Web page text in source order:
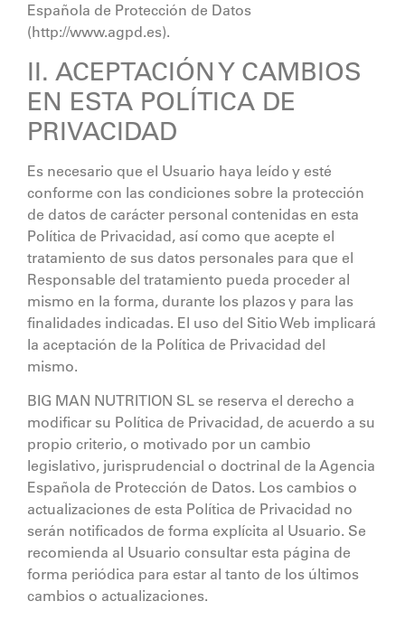
Española de Protección de Datos
(http://www.agpd.es).
II. ACEPTACIÓN Y CAMBIOS
EN ESTA POLÍTICA DE
PRIVACIDAD
Es necesario que el Usuario haya leído y esté
conforme con las condiciones sobre la protección
de datos de carácter personal contenidas en esta
Política de Privacidad, así como que acepte el
tratamiento de sus datos personales para que el
Responsable del tratamiento pueda proceder al
mismo en la forma, durante los plazos y para las
finalidades indicadas. El uso del Sitio Web implicará
la aceptación de la Política de Privacidad del
mismo.
BIG MAN NUTRITION SL se reserva el derecho a
modificar su Política de Privacidad, de acuerdo a su
propio criterio, o motivado por un cambio
legislativo, jurisprudencial o doctrinal de la Agencia
Española de Protección de Datos. Los cambios o
actualizaciones de esta Política de Privacidad no
serán notificados de forma explícita al Usuario. Se
recomienda al Usuario consultar esta página de
forma periódica para estar al tanto de los últimos
cambios o actualizaciones.